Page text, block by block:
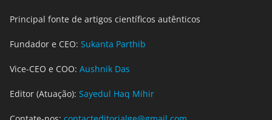
Principal fonte de artigos científicos autênticos
Fundador e CEO: Sukanta Parthib
Vice-CEO e COO: Aushnik Das
Editor (Atuação): Sayedul Haq Mihir